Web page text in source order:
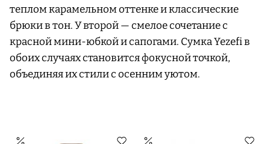
теплом карамельном оттенке и классические
брюки в тон. У второй — смелое сочетание с
красной мини-юбкой и сапогами. Сумка Yezefi в
обоих случаях становится фокусной точкой,
объединяя их стили с осенним уютом.